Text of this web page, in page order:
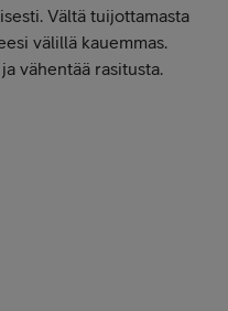
Vältä tuijottamasta
välillä kauemmas.
vähentää rasitusta.